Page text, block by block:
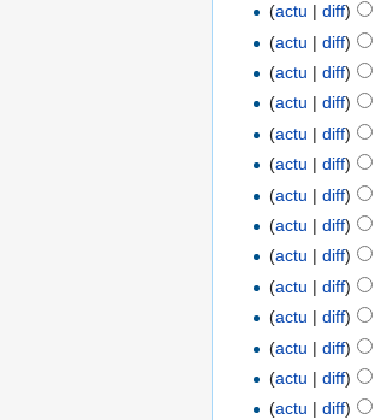
(actu |diff)
(actu |diff)
(actu |diff)
(actu |diff)
(actu |diff)
(actu |diff)
(actu |diff)
(actu |diff)
(actu |diff)
(actu |diff)
(actu |diff)
(actu |diff)
(actu |diff)
(actu |diff)